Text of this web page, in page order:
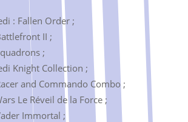
: Fallen Order ;
II ;
;
Knight Collection ;
and Commando Combo ;
Le Réveil de la Force ;
Immortal ;